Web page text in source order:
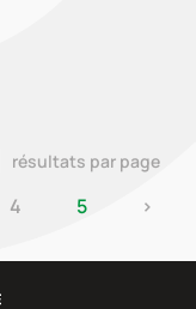
résultats par page
4 5 ›